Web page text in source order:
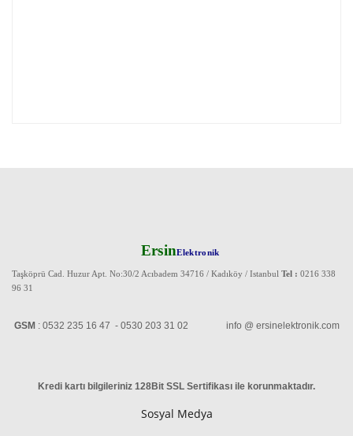
ErsinElektronik
Taşköprü Cad. Huzur Apt. No:30/2 Acıbadem 34716 / Kadıköy / Istanbul Tel : 0216 338
96 31
GSM : 0532 235 16 47 - 0530 203 31 02 info @ ersinelektronik.com
Kredi kartı bilgileriniz 128Bit SSL Sertifikası ile korunmaktadır.
Sosyal Medya